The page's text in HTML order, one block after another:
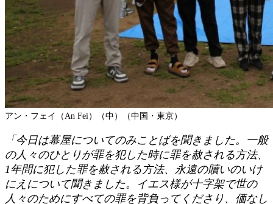
アン・フェイ（An Fei）（中） （中国・東京）
「今日は幕屋についてのみことばを聞きました。一般
の人々のひとりが罪を犯した時に罪を赦される方法、
1年間に犯した罪を赦される方法、永遠の贖いのいけ
にえについて聞きました。イエス様が十字架で世の
人々のためにすべての罪を背負ってくださり、価なし